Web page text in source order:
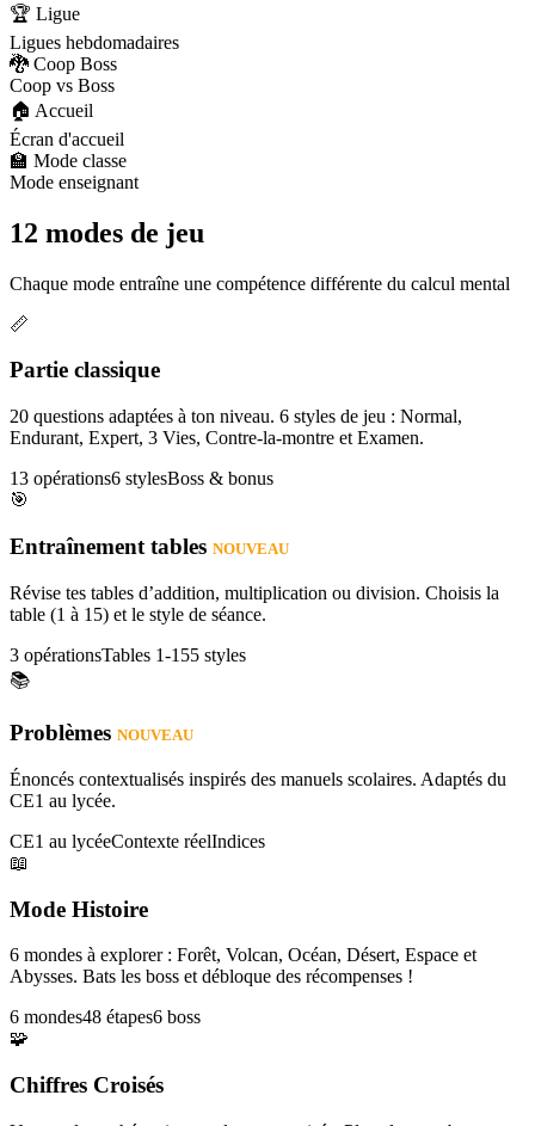
🏆 Ligue
Ligues hebdomadaires
🐉 Coop Boss
Coop vs Boss
🏠 Accueil
Écran d'accueil
🏫 Mode classe
Mode enseignant
12 modes de jeu
Chaque mode entraîne une compétence différente du calcul mental
📏
Partie classique
20 questions adaptées à ton niveau. 6 styles de jeu : Normal,
Endurant, Expert, 3 Vies, Contre-la-montre et Examen.
13 opérations6 stylesBoss & bonus
🎯
Entraînement tables NOUVEAU
Révise tes tables d’addition, multiplication ou division. Choisis la
table (1 à 15) et le style de séance.
3 opérationsTables 1-155 styles
📚
Problèmes NOUVEAU
Énoncés contextualisés inspirés des manuels scolaires. Adaptés du
CE1 au lycée.
CE1 au lycéeContexte réelIndices
📖
Mode Histoire
6 mondes à explorer : Forêt, Volcan, Océan, Désert, Espace et
Abysses. Bats les boss et débloque des récompenses !
6 mondes48 étapes6 boss
🧩
Chiffres Croisés